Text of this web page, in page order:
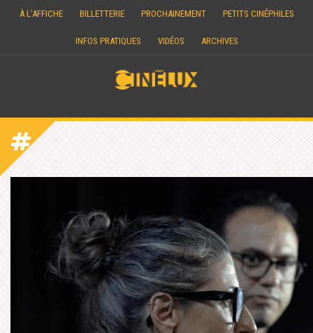
À L’AFFICHE BILLETTERIE PROCHAINEMENT PETITS CINÉPHILES
INFOS PRATIQUES VIDÉOS ARCHIVES